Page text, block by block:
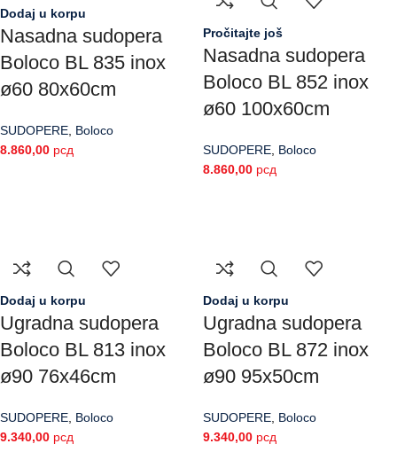
Dodaj u korpu
Nasadna sudopera
Boloco BL 835 inox
ø60 80x60cm
SUDOPERE Boloco
8.860,00 рсд
Pročitajte još
Nasadna sudopera
Boloco BL 852 inox
ø60 100x60cm
SUDOPERE Boloco
8.860,00 рсд
Dodaj u korpu
Ugradna sudopera
Boloco BL 813 inox
ø90 76x46cm
SUDOPERE Boloco
9.340,00 рсд
Dodaj u korpu
Ugradna sudopera
Boloco BL 872 inox
ø90 95x50cm
SUDOPERE Boloco
9.340,00 рсд